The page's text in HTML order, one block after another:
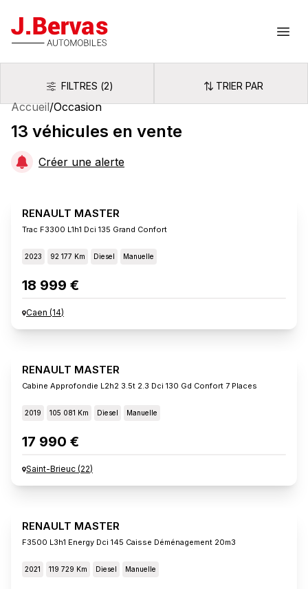
J.Bervas
FiltresFILTRES (2) Trier par
TRIER PAR
Accueil/Occasion
13 véhicules en vente
Créer une alerte
RENAULT MASTER
Trac F3300 L1h1 Dci 135 Grand Confort
2023 92 177 Km Diesel Manuelle
18 999 €
Caen (14)
RENAULT MASTER
Cabine Approfondie L2h2 3.5t 2.3 Dci 130 Gd Confort 7 Places
2019 105 081 Km Diesel Manuelle
17 990 €
Saint-Brieuc (22)
RENAULT MASTER
F3500 L3h1 Energy Dci 145 Caisse Déménagement 20m3
2021 119 729 Km Diesel Manuelle